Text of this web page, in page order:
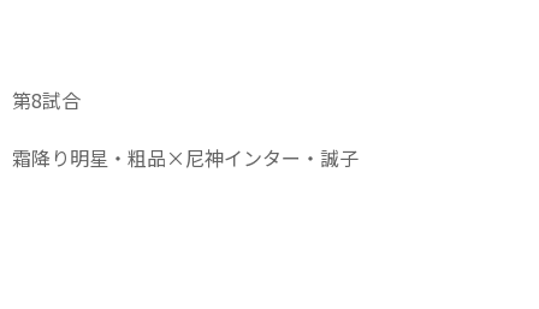
第8試合
霜降り明星・粗品×尼神インター・誠子